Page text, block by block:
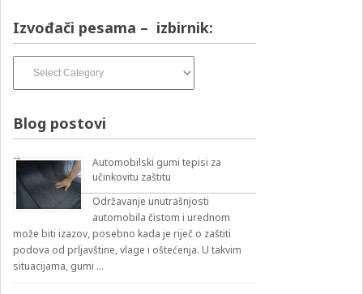
Izvođači pesama – izbirnik:
pesama
Blog postovi
Automobilski gumi tepisi za
učinkovitu zaštitu
Održavanje unutrašnjosti
automobila čistom i urednom
može biti izazov, posebno kada je riječ o zaštiti
podova od prljavštine, vlage i oštećenja. U takvim
situacijama, gumi …